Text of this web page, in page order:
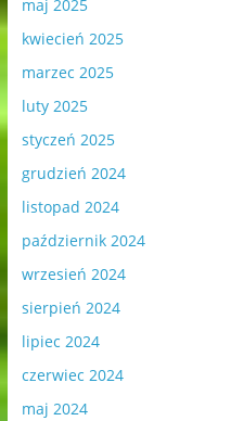
maj 2025
kwiecień 2025
marzec 2025
luty 2025
styczeń 2025
grudzień 2024
listopad 2024
październik 2024
wrzesień 2024
sierpień 2024
lipiec 2024
czerwiec 2024
maj 2024